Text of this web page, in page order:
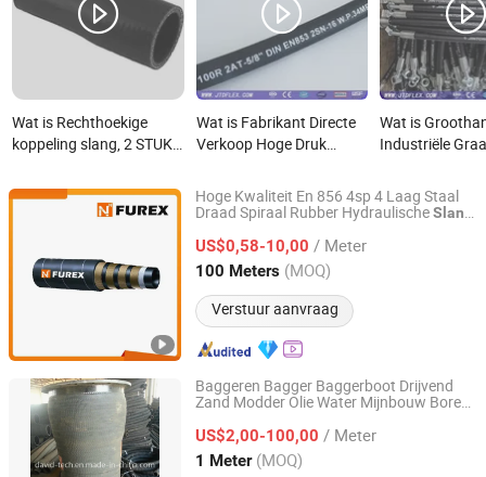
Wat is Rechthoekige
koppeling slang, 2 STUKS
siliconen slang voor
maritiem en industrieel
Wat is Fabrikant Directe
Verkoop Hoge Druk
Flexibele Rubber
Hydraulische Slang SAE
met Twee Stalen Draad
Gevlochten
Wat is
Industriële
Luchtwasser
Hydraulische
Hoge Kwaliteit En 856 4sp 4 Laag Staal
Draad Spiraal Rubber HydraulischeSlang
US$0,58-10,00 / Meter
100 Meters (MOQ)
Verstuur aanvraag
Shanghai Furex Petroleum Equipment Co., Ltd.
Shanghai, China Sinds 2025
Baggeren Bagger Baggerboot Drijvend
Zand Modder Olie Water Mijnbouw Boren
Hydraulisch Rubber Zuigafvoer Flexibele
Slang
US$2,00-100,00 / Meter
1 Meter (MOQ)
Qingdao David Technology Co., Ltd.
Shandong, China Sinds 2018